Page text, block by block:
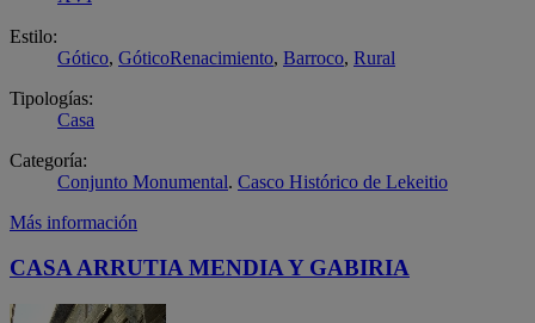
Estilo:
Gótico, GóticoRenacimiento, Barroco, Rural
Tipologías:
Casa
Categoría:
Conjunto Monumental. Casco Histórico de Lekeitio
Más información
CASA ARRUTIA MENDIA Y GABIRIA